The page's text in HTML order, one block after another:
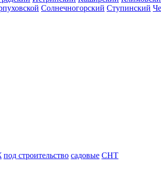
Солнечногорский Ступинский
под строительство садовые СНТ